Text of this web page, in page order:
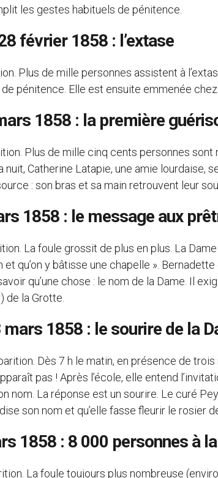
les gestes habituels de pénitence.
février 1858 : l’extase
Plus de mille personnes assistent à
pénitence. Elle est ensuite emmenée
1858 : la première
Plus de mille cinq cents personnes
nuit, Catherine Latapie, une amie lourdaise,
: son bras et sa main retrouvent leur
1858 : le message aux
La foule grossit de plus en plus. La
qu’on y bâtisse une chapelle ».
qu’une chose : le nom de la Dame. Il
de la Grotte.
1858 : le sourire de la
Dès 7 h le matin, en présence de
pas ! Après l’école, elle entend
nom. La réponse est un sourire. Le curé
son nom et qu’elle fasse fleurir le rosier
1858 : 8 000 personnes à
La foule toujours plus nombreuse